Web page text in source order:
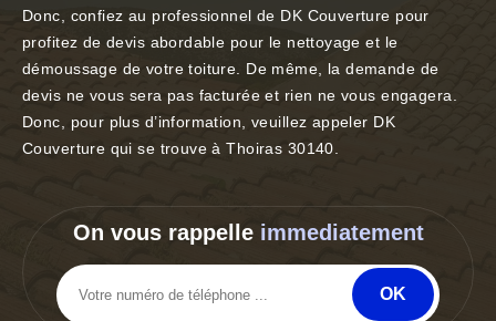
Donc, confiez au professionnel de DK Couverture pour
profitez de devis abordable pour le nettoyage et le
démoussage de votre toiture. De même, la demande de
devis ne vous sera pas facturée et rien ne vous engagera.
Donc, pour plus d’information, veuillez appeler DK
Couverture qui se trouve à Thoiras 30140.
On vous rappelle immediatement